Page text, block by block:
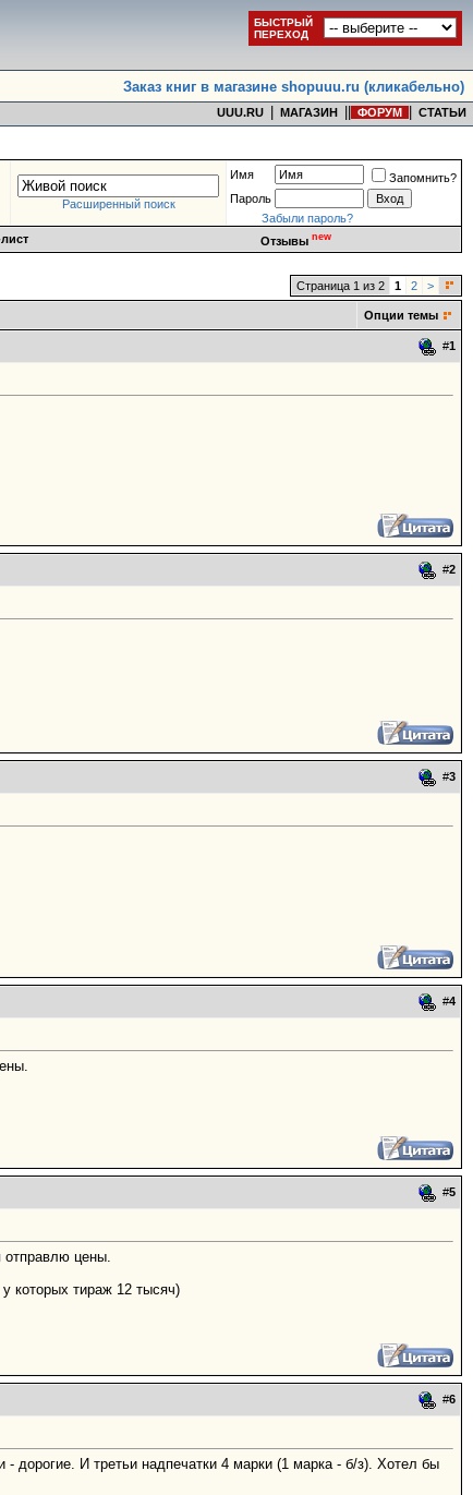
БЫСТРЫЙ
ПЕРЕХОД
Заказ книг в магазине shopuuu.ru (кликабельно)
UUU.RU МАГАЗИН ФОРУМ СТАТЬИ
Расширенный поиск
Имя
Запомнить?
Пароль
Забыли пароль?
Отзывы new
Страница 1 из 2 1 2 >
Опции темы
#1
#2
#3
#4
#5
отправлю цены.
которых тираж 12 тысяч)
#6
дорогие. И третьи надпечатки 4 марки (1 марка - б/з). Хотел бы